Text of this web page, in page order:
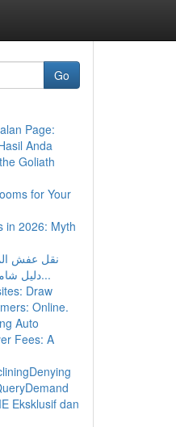
Go
Page:
Anda
Goliath
for Your
in 2026: Myth
نقل عفش
دليل شامل للخدمات والأ...
Draw
Online.
Auto
Fees: A
Eksklusif dan